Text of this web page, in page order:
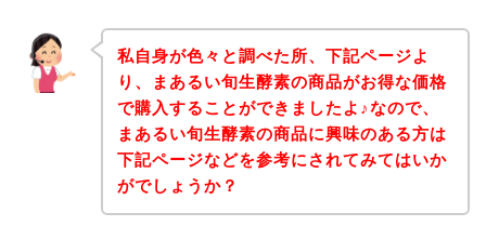
私自身が色々と調べた所、下記ページよ
り、まあるい旬生酵素の商品がお得な価格
で購入することができましたよ♪なので、
まあるい旬生酵素の商品に興味のある方は
下記ページなどを参考にされてみてはいか
がでしょうか？